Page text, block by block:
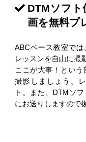
DTMソフト
画を無料プ
ABCベース教室で
レッスンを自由に撮
ここが大事！とい
撮影しましょう。
ト。また、DTMソ
にお送りしますので